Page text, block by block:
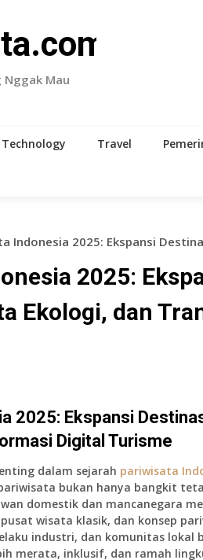
Nggak Mau
Technology Travel
Indonesia 2025: Ekspansi
2025:
Ekologi, dan
2025: Ekspansi
Digital Turisme
dalam sejarah pariwisata
bukan hanya bangkit
domestik dan mancanegara
wisata klasik, dan konsep
industri, dan komunitas lokal
merata, inklusif, dan ramah